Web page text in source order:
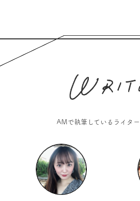
AMで執筆しているライター